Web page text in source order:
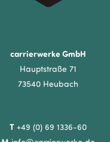
carrierwerke GmbH
Hauptstraße 71
73540 Heubach
T +49 (0) 69 1336-60